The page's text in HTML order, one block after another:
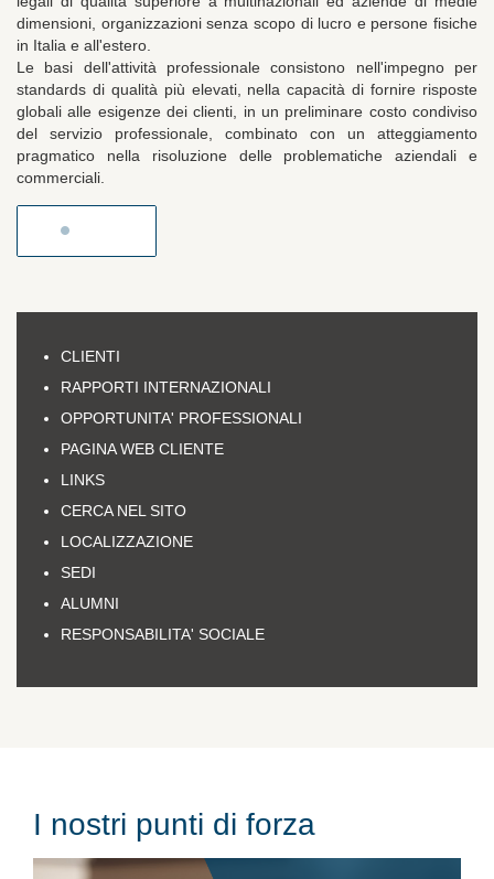
dimensioni, organizzazioni senza scopo di lucro e persone fisiche
in Italia e all'estero.
Le basi dell'attività professionale consistono nell'impegno per
standards di qualità più elevati, nella capacità di fornire risposte
globali alle esigenze dei clienti, in un preliminare costo condiviso
del servizio professionale, combinato con un atteggiamento
pragmatico nella risoluzione delle problematiche aziendali e
commerciali.
CLIENTI
RAPPORTI INTERNAZIONALI
OPPORTUNITA' PROFESSIONALI
PAGINA WEB CLIENTE
LINKS
CERCA NEL SITO
LOCALIZZAZIONE
SEDI
ALUMNI
RESPONSABILITA' SOCIALE
I nostri punti di forza